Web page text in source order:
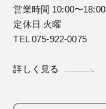
営業時間 10:00〜18:00
定休日 火曜
TEL 075-922-0075
詳しく見る